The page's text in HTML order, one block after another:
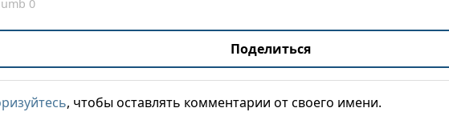
Поделиться
, чтобы оставлять комментарии от своего имени.